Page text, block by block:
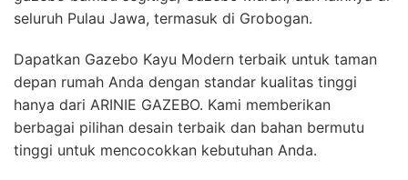
seluruh Pulau Jawa, termasuk di Grobogan.
Dapatkan Gazebo Kayu Modern terbaik untuk taman
depan rumah Anda dengan standar kualitas tinggi
hanya dari ARINIE GAZEBO. Kami memberikan
berbagai pilihan desain terbaik dan bahan bermutu
tinggi untuk mencocokkan kebutuhan Anda.